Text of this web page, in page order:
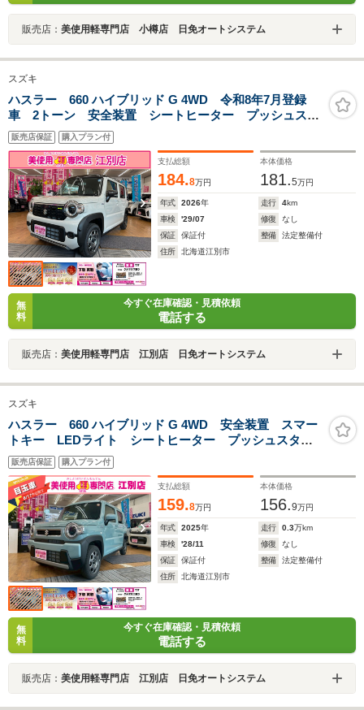
販売店： 美使用軽専門店 小樽店 日免オートシステム
スズキ
ハスラー 660 ハイブリッド G 4WD 令和8年7月登録
車 2トーン 安全装置 シートヒーター プッシュスタ
ート スマートキー
販売店保証 購入プラン付
支払総額
184.8万円
本体価格
181.5万円
年式 2026年 走行 4km
車検
'29/07 修復
なし
保証
保証付 整備
法定整備付
住所
北海道江別市
無
料
今すぐ在庫確認・見積依頼
電話する
販売店： 美使用軽専門店 江別店 日免オートシステム
スズキ
ハスラー 660 ハイブリッド G 4WD 安全装置 スマー
トキー LEDライト シートヒーター プッシュスター
ト
販売店保証 購入プラン付
支払総額
159.8万円
本体価格
156.9万円
年式 2025年 走行 0.3万km
車検
'28/11 修復
なし
保証
保証付 整備
法定整備付
住所
北海道江別市
無
料
今すぐ在庫確認・見積依頼
電話する
販売店： 美使用軽専門店 江別店 日免オートシステム